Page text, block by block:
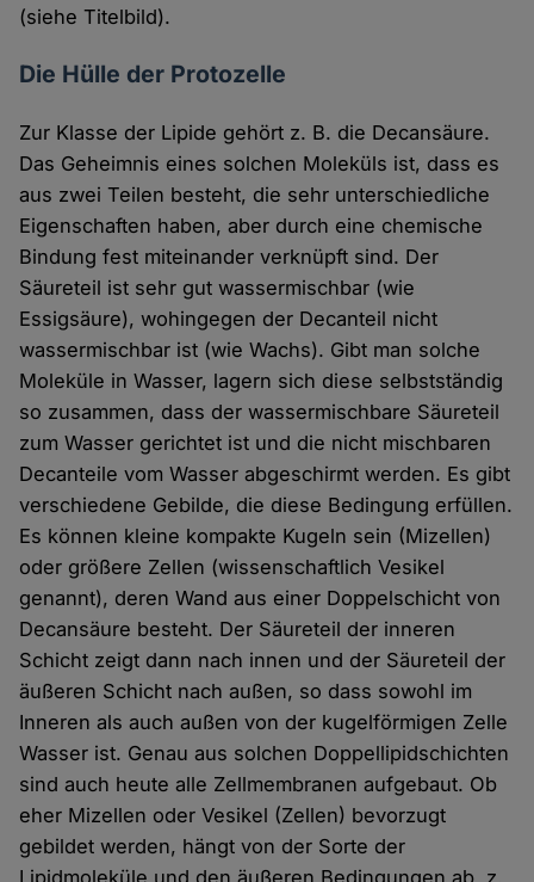
(siehe Titelbild).
Die Hülle der Protozelle
Zur Klasse der Lipide gehört z. B. die Decansäure.
Das Geheimnis eines solchen Moleküls ist, dass es
aus zwei Teilen besteht, die sehr unterschiedliche
Eigenschaften haben, aber durch eine chemische
Bindung fest miteinander verknüpft sind. Der
Säureteil ist sehr gut wassermischbar (wie
Essigsäure), wohingegen der Decanteil nicht
wassermischbar ist (wie Wachs). Gibt man solche
Moleküle in Wasser, lagern sich diese selbstständig
so zusammen, dass der wassermischbare Säureteil
zum Wasser gerichtet ist und die nicht mischbaren
Decanteile vom Wasser abgeschirmt werden. Es gibt
verschiedene Gebilde, die diese Bedingung erfüllen.
Es können kleine kompakte Kugeln sein (Mizellen)
oder größere Zellen (wissenschaftlich Vesikel
genannt), deren Wand aus einer Doppelschicht von
Decansäure besteht. Der Säureteil der inneren
Schicht zeigt dann nach innen und der Säureteil der
äußeren Schicht nach außen, so dass sowohl im
Inneren als auch außen von der kugelförmigen Zelle
Wasser ist. Genau aus solchen Doppellipidschichten
sind auch heute alle Zellmembranen aufgebaut. Ob
eher Mizellen oder Vesikel (Zellen) bevorzugt
gebildet werden, hängt von der Sorte der